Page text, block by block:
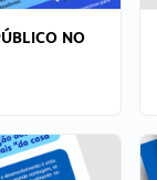
NO